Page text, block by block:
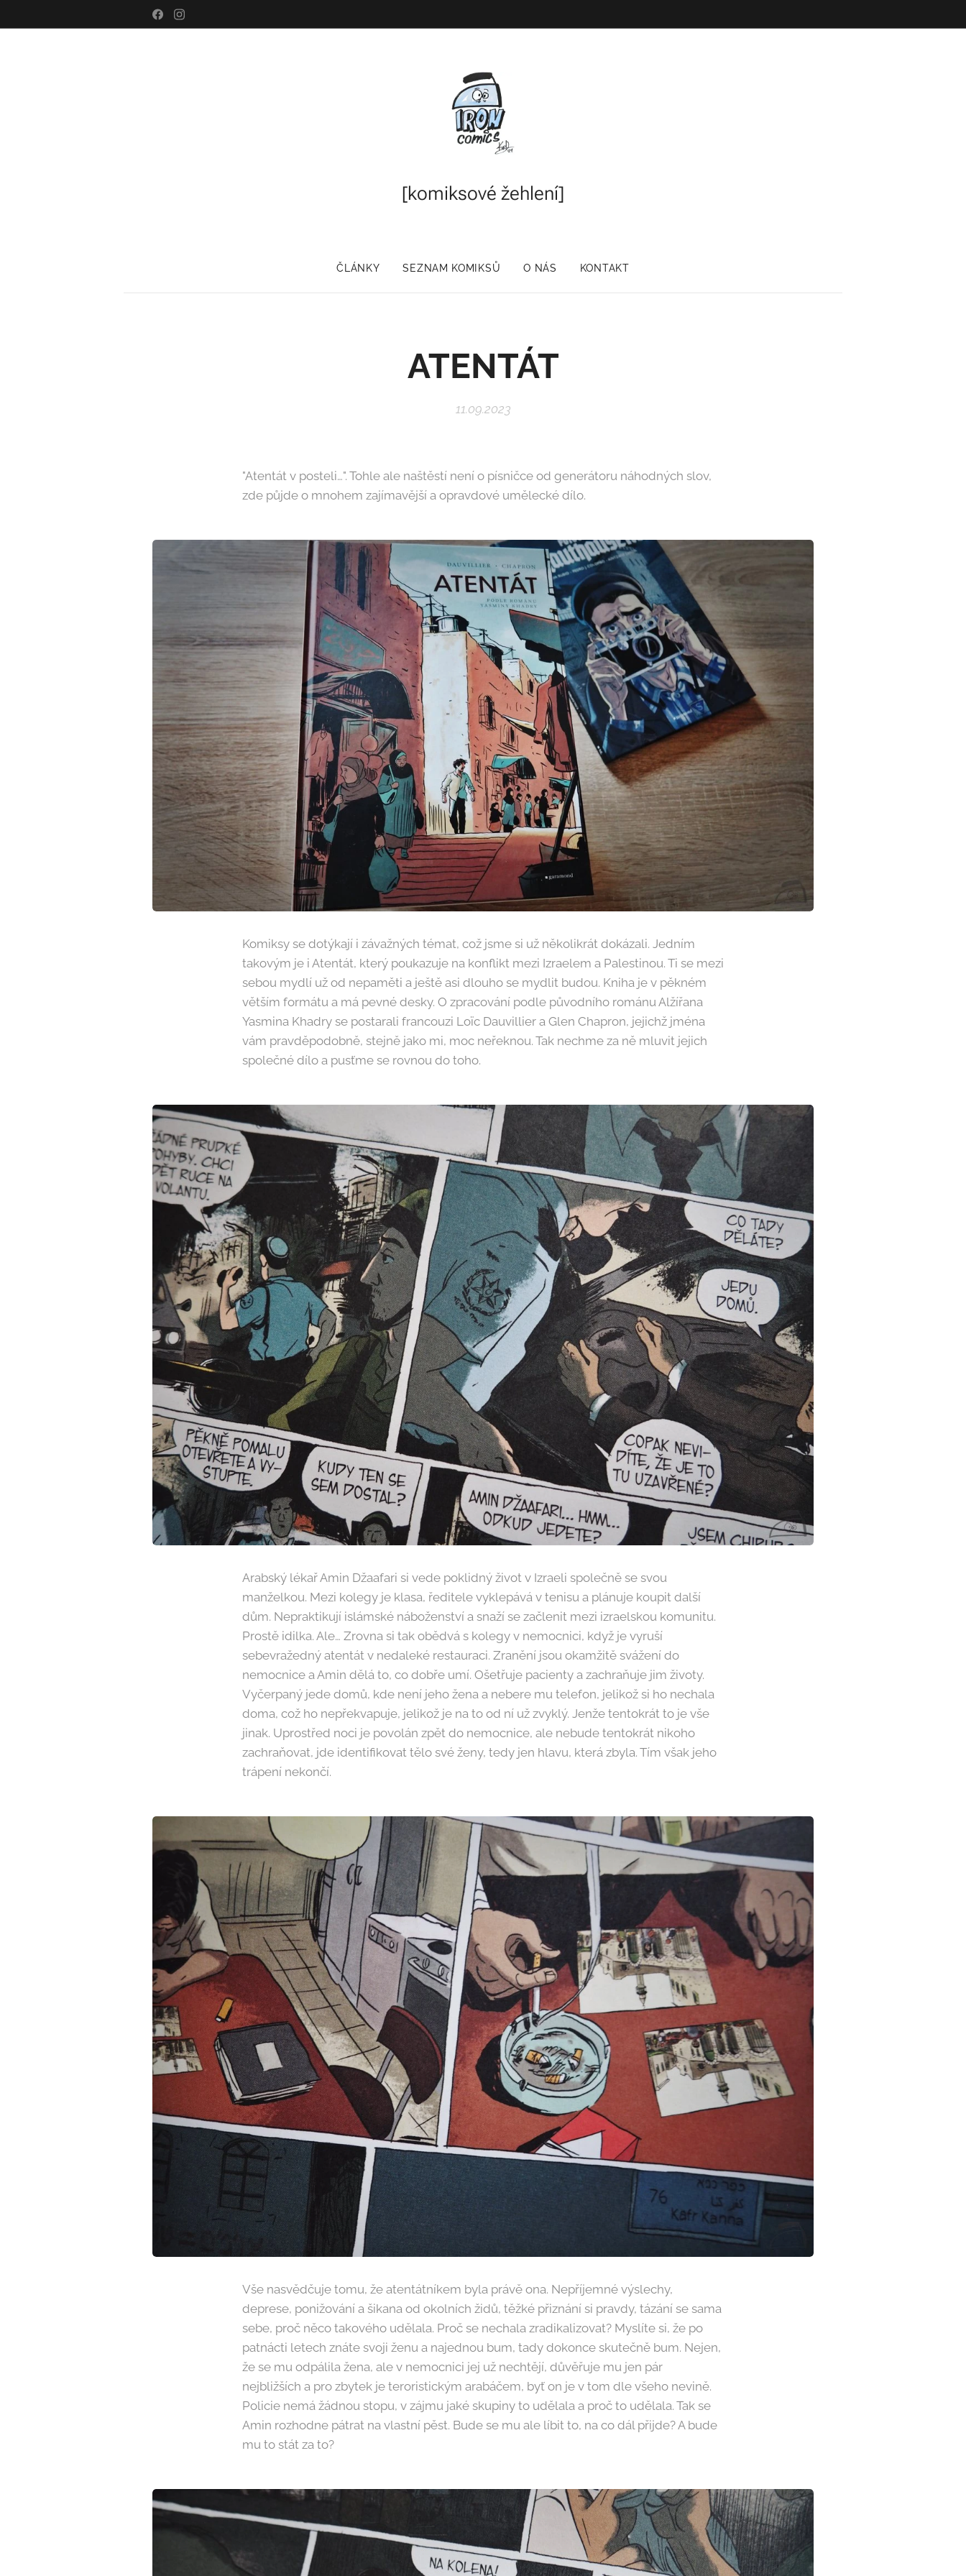
[komiksové žehlení]
ČLÁNKY SEZNAM KOMIKSŮ O NÁS KONTAKT
ATENTÁT
11.09.2023
"Atentát v posteli…". Tohle ale naštěstí není o písničce od generátoru náhodných slov,
zde půjde o mnohem zajímavější a opravdové umělecké dílo.
Komiksy se dotýkají i závažných témat, což jsme si už několikrát dokázali. Jedním
takovým je i Atentát, který poukazuje na konflikt mezi Izraelem a Palestinou. Ti se mezi
sebou mydlí už od nepaměti a ještě asi dlouho se mydlit budou. Kniha je v pěkném
větším formátu a má pevné desky. O zpracování podle původního románu Alžířana
Yasmina Khadry se postarali francouzi Loïc Dauvillier a Glen Chapron, jejichž jména
vám pravděpodobně, stejně jako mi, moc neřeknou. Tak nechme za ně mluvit jejich
společné dílo a pusťme se rovnou do toho.
Arabský lékař Amin Džaafari si vede poklidný život v Izraeli společně se svou
manželkou. Mezi kolegy je klasa, ředitele vyklepává v tenisu a plánuje koupit další
dům. Nepraktikují islámské náboženství a snaží se začlenit mezi izraelskou komunitu.
Prostě idilka. Ale… Zrovna si tak obědvá s kolegy v nemocnici, když je vyruší
sebevražedný atentát v nedaleké restauraci. Zranění jsou okamžitě svážení do
nemocnice a Amin dělá to, co dobře umí. Ošetřuje pacienty a zachraňuje jim životy.
Vyčerpaný jede domů, kde není jeho žena a nebere mu telefon, jelikož si ho nechala
doma, což ho nepřekvapuje, jelikož je na to od ní už zvyklý. Jenže tentokrát to je vše
jinak. Uprostřed noci je povolán zpět do nemocnice, ale nebude tentokrát nikoho
zachraňovat, jde identifikovat tělo své ženy, tedy jen hlavu, která zbyla. Tím však jeho
trápení nekončí.
Vše nasvědčuje tomu, že atentátníkem byla právě ona. Nepříjemné výslechy,
deprese, ponižování a šikana od okolních židů, těžké přiznání si pravdy, tázání se sama
sebe, proč něco takového udělala. Proč se nechala zradikalizovat? Myslíte si, že po
patnácti letech znáte svoji ženu a najednou bum, tady dokonce skutečně bum. Nejen,
že se mu odpálila žena, ale v nemocnici jej už nechtějí, důvěřuje mu jen pár
nejbližších a pro zbytek je teroristickým arabáčem, byť on je v tom dle všeho nevině.
Policie nemá žádnou stopu, v zájmu jaké skupiny to udělala a proč to udělala. Tak se
Amin rozhodne pátrat na vlastní pěst. Bude se mu ale líbit to, na co dál přijde? A bude
mu to stát za to?